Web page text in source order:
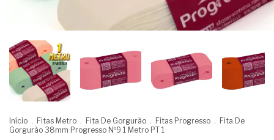
Início . Fitas Metro . Fita De Gorgurão . Fitas Progresso . Fita De
Gorgurão 38mm Progresso Nº9 1 Metro PT 1